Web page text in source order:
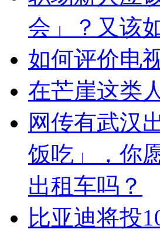
会」？又该
如何评价电
在芒崖这类
网传有武汉
饭吃」，你
出租车吗？
比亚迪将投